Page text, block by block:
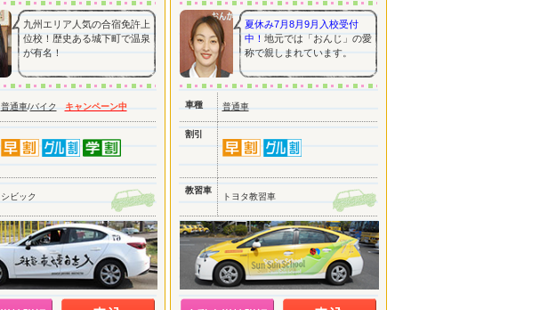
九州エリア人気の合宿免許上
位校！歴史ある城下町で温泉
が有名！
普通車/バイク キャンペーン中
シビック
夏休み7月8月9月入校受付
中！ 地元では「おんじ」の愛
称で親しまれています。
車種 普通車
割引
教習車
トヨタ教習車